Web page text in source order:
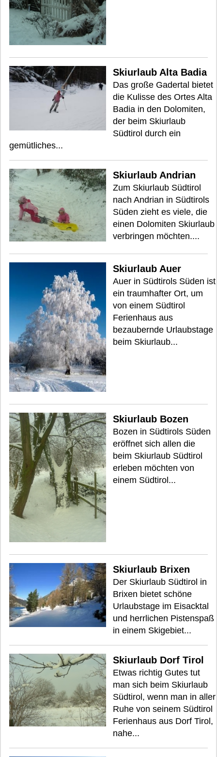
Skiurlaub Alta Badia
Das große Gadertal bietet
die Kulisse des Ortes Alta
Badia in den Dolomiten,
der beim Skiurlaub
Südtirol durch ein
gemütliches...
Skiurlaub Andrian
Zum Skiurlaub Südtirol
nach Andrian in Südtirols
Süden zieht es viele, die
einen Dolomiten Skiurlaub
verbringen möchten....
Skiurlaub Auer
Auer in Südtirols Süden ist
ein traumhafter Ort, um
von einem Südtirol
Ferienhaus aus
bezaubernde Urlaubstage
beim Skiurlaub...
Skiurlaub Bozen
Bozen in Südtirols Süden
eröffnet sich allen die
beim Skiurlaub Südtirol
erleben möchten von
einem Südtirol...
Skiurlaub Brixen
Der Skiurlaub Südtirol in
Brixen bietet schöne
Urlaubstage im Eisacktal
und herrlichen Pistenspaß
in einem Skigebiet...
Skiurlaub Dorf Tirol
Etwas richtig Gutes tut
man sich beim Skiurlaub
Südtirol, wenn man in aller
Ruhe von seinem Südtirol
Ferienhaus aus Dorf Tirol,
nahe...